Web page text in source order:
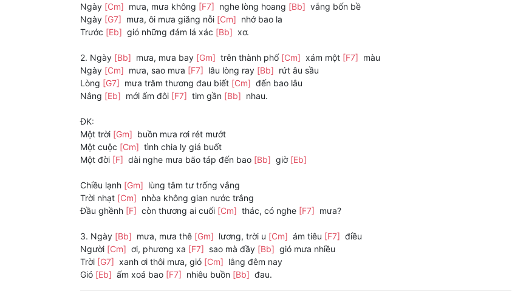
Ngày [Cm] mưa, mưa không [F7] nghe lòng hoang [Bb] vắng bốn bề
Ngày [G7] mưa, ôi mưa giăng nỗi [Cm] nhớ bao la
Trước [Eb] gió những đám lá xác [Bb] xơ.
2. Ngày [Bb] mưa, mưa bay [Gm] trên thành phố [Cm] xám một [F7] màu
Ngày [Cm] mưa, sao mưa [F7] lâu lòng ray [Bb] rứt âu sầu
Lòng [G7] mưa trăm thương đau biết [Cm] đến bao lâu
Nắng [Eb] mới ấm đôi [F7] tim gần [Bb] nhau.
ĐK:
Một trời [Gm] buồn mưa rơi rét mướt
Một cuộc [Cm] tình chia ly giá buốt
Một đời [F] dài nghe mưa bão táp đến bao [Bb] giờ [Eb]
Chiều lạnh [Gm] lùng tâm tư trống vắng
Trời nhạt [Cm] nhòa không gian nước trắng
Đầu ghềnh [F] còn thương ai cuối [Cm] thác, có nghe [F7] mưa?
3. Ngày [Bb] mưa, mưa thê [Gm] lương, trời u [Cm] ám tiêu [F7] điều
Người [Cm] ơi, phương xa [F7] sao mà đầy [Bb] gió mưa nhiều
Trời [G7] xanh ơi thôi mưa, gió [Cm] lắng đêm nay
Gió [Eb] ấm xoá bao [F7] nhiêu buồn [Bb] đau.